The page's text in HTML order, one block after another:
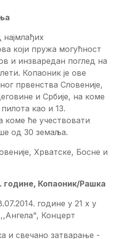
најмлађих
који пружа могућност
и инзваредан поглед на
Копаоник је ове
првенства Словеније,
и Србије, на коме
као и 13.
коме ће учествовати
од 30 земаља.
Хрватске, Босне и
године, Копаоник/Рашка
године у 21 х у
,,Ангела", Концерт
и свечано затварање -